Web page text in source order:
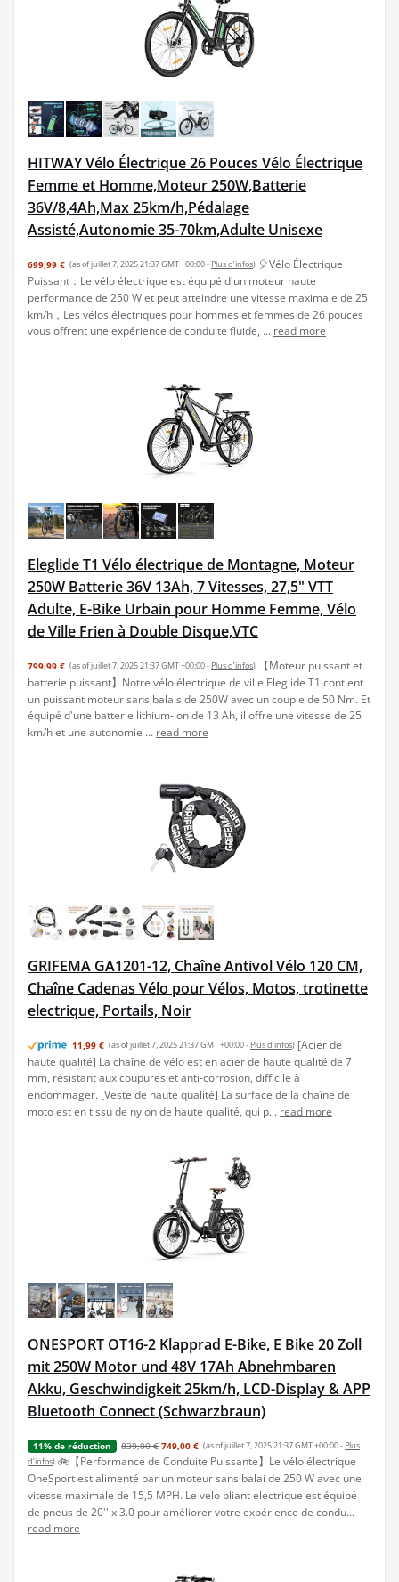
HITWAY Vélo Électrique 26 Pouces Vélo Électrique
Femme et Homme,Moteur 250W,Batterie
36V/8,4Ah,Max 25km/h,Pédalage
Assisté,Autonomie 35-70km,Adulte Unisexe
699,99 € (as of juillet 7, 2025 21:37 GMT +00:00 - Plus d’infos) 🎈Vélo Électrique
Puissant：Le vélo électrique est équipé d'un moteur haute
performance de 250 W et peut atteindre une vitesse maximale de 25
km/h，Les vélos électriques pour hommes et femmes de 26 pouces
vous offrent une expérience de conduite fluide, ... read more
Eleglide T1 Vélo électrique de Montagne, Moteur
250W Batterie 36V 13Ah, 7 Vitesses, 27,5" VTT
Adulte, E-Bike Urbain pour Homme Femme, Vélo
de Ville Frien à Double Disque,VTC
799,99 € (as of juillet 7, 2025 21:37 GMT +00:00 - Plus d’infos)
【Moteur puissant et
batterie puissant】Notre vélo électrique de ville Eleglide T1 contient
un puissant moteur sans balais de 250W avec un couple de 50 Nm. Et
équipé d'une batterie lithium-ion de 13 Ah, il offre une vitesse de 25
km/h et une autonomie ... read more
GRIFEMA GA1201-12, Chaîne Antivol Vélo 120 CM,
Chaîne Cadenas Vélo pour Vélos, Motos, trotinette
electrique, Portails, Noir
11,99 € (as of juillet 7, 2025 21:37 GMT +00:00 - Plus d’infos) [Acier de
haute qualité] La chaîne de vélo est en acier de haute qualité de 7
mm, résistant aux coupures et anti-corrosion, difficile à
endommager. [Veste de haute qualité] La surface de la chaîne de
moto est en tissu de nylon de haute qualité, qui p... read more
ONESPORT OT16-2 Klapprad E-Bike, E Bike 20 Zoll
mit 250W Motor und 48V 17Ah Abnehmbaren
Akku, Geschwindigkeit 25km/h, LCD-Display & APP
Bluetooth Connect (Schwarzbraun)
11% de réduction 839,00 € 749,00 € (as of juillet 7, 2025 21:37 GMT +00:00 - Plus
d’infos) 🚲【Performance de Conduite Puissante】Le vélo électrique
OneSport est alimenté par un moteur sans balai de 250 W avec une
vitesse maximale de 15,5 MPH. Le velo pliant electrique est équipé
de pneus de 20'' x 3.0 pour améliorer votre expérience de condu...
read more